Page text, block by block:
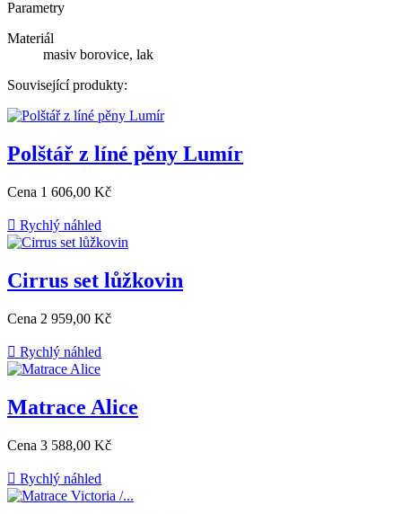
Parametry
Materiál
masiv borovice, lak
Související produkty:
Polštář z líné pěny Lumír
Cena 1 606,00 Kč
 Rychlý náhled
Cirrus set lůžkovin
Cena 2 959,00 Kč
 Rychlý náhled
Matrace Alice
Cena 3 588,00 Kč
 Rychlý náhled